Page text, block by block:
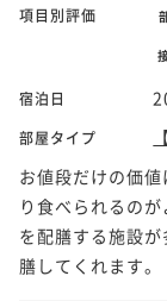
項目別評価
宿泊日
部屋タイプ
お値段だけの価
り食べられるの
を配膳する施設
膳してくれます。